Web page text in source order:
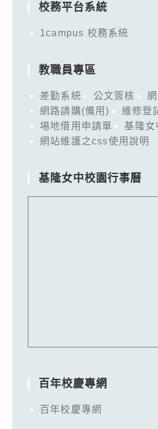
校務平台系統
1campus 校務系統
教職員專區
差勤系統 公文簽核
網路請購(備用)
維修登
場地借用申請單
基隆
網站維護之css使用說明
基隆女中校園行事曆
百年校慶專網
百年校慶專網